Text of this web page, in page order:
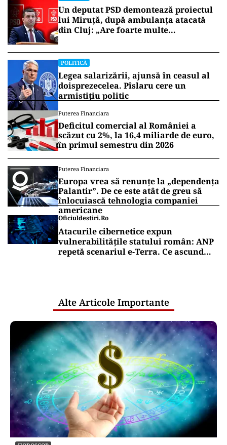
A fost o onoare să lucrăm împreună, toți acești
ani, atât cu dumneavoastr cât şi cu consilierii
generali din mandatul trecut care nu sunt aici“,
a afirmat Nicuşor Dan.
Vrei să fii mereu la curent cu toate știrile? Urmărește
Puterea.ro și pe canalul de WhatsApp
POLITICĂ
Un deputat PSD demontează proiectul
lui Miruță, după ambulanța atacată
din Cluj: „Are foarte multe
neajunsuri”
POLITICĂ
doisprezecelea. Pîslaru cere un
armistițiu politic
Europa vrea să renunțe la „dependența
Palantir”. De ce este atât de greu să
înlocuiască tehnologia companiei
americane
Oficiuldestiri.ro
Atacurile cibernetice expun
vulnerabilitățile statului român: ANP
repetă scenariul e‑Terra. Ce ascund
comunicările oficiale și cine răspunde
pentru mentenanța IT a instituțiilor
publice